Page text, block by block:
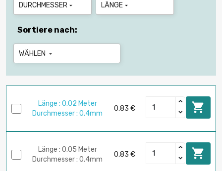
DURCHMESSER  LÄNGE 
Sortiere nach:
WÄHLEN 
Länge : 0.02 Meter
Durchmesser : 0.4mm
0,83 € 
Länge : 0.05 Meter
Durchmesser : 0.4mm
0,83 € 